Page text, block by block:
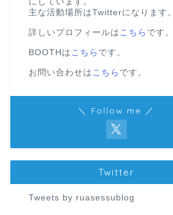
主な活動場所はTwitterになります。
詳しいプロフィールは こちら です。
BOOTHは こちら です。
お問い合わせは こちら です。
＼ Follow me ／
Twitter
Tweets by ruasessublog